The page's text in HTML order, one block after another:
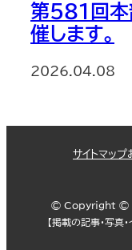
第581回本
催します。
2026.04.08
サイトマップ
© Copyright ©
【掲載の記事・写真